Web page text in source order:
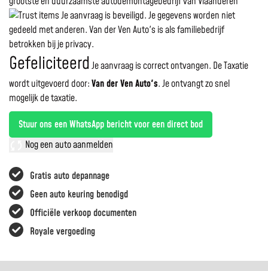
Gratis auto depannage
Geen auto keuring benodigd
Officiële verkoop documenten
Royale vergoeding
Je aanvraag is beveiligd. Je gegevens worden niet
gedeeld met anderen. Van der Ven Auto's is als familiebedrijf
betrokken bij je privacy.
GefeliciteerdJe aanvraag is correct ontvangen. De Taxatie
wordt uitgevoerd door:Van der Ven Auto's.Je ontvangt zo snel
mogelijk de taxatie.
Stuur ons een WhatsApp bericht voor een direct bod
Nog een auto aanmelden